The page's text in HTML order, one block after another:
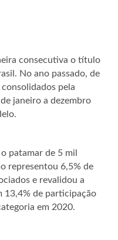
consecutiva o título
No ano passado, de
pela
janeiro a dezembro
patamar de 5 mil
representou 6,5% de
e revalidou a
13,4% de participação
em 2020.